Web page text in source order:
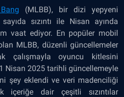
(MLBB), bir dizi yepyeni
sızıntı ile Nisan ayında
vaat ediyor. En popüler mobil
MLBB, düzenli güncellemeler
çalışmayla oyuncu kitlesini
Nisan 2025 tarihli güncellemeyle
şey eklendi ve veri madenciliği
içeriğe dair çeşitli sızıntılar